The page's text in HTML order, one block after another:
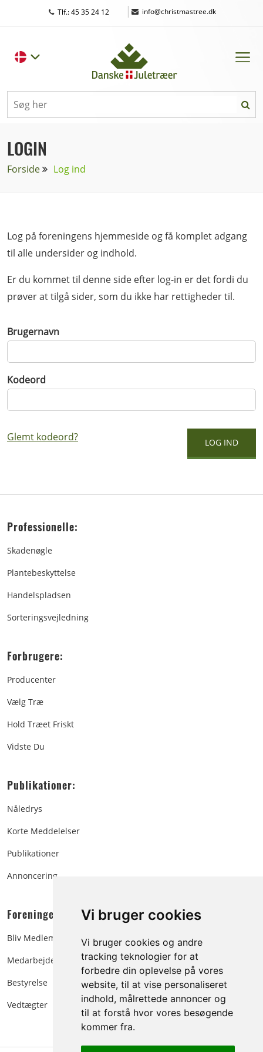
Vi bruger cookies
Vi bruger cookies og andre
tracking teknologier for at
forbedre din oplevelse på vores
website, til at vise personaliseret
indhold, målrettede annoncer og
til at forstå hvor vores besøgende
kommer fra.
Tlf.: 45 35 24 12 | info@christmastree.dk
LOGIN
Forside Log ind
Log på foreningens hjemmeside og få komplet adgang
til alle undersider og indhold.
Er du kommet til denne side efter log-in er det fordi du
prøver at tilgå sider, som du ikke har rettigheder til.
Brugernavn
Kodeord
Glemt kodeord?
Professionelle:
Skadenøgle
Plantebeskyttelse
Handelspladsen
Sorteringsvejledning
Forbrugere:
Producenter
Vælg Træ
Hold Træet Friskt
Vidste Du
Publikationer:
Nåledrys
Korte Meddelelser
Publikationer
Annoncering
Foreningen:
Bliv Medlem
Medarbejdere
Bestyrelse
Vedtægter